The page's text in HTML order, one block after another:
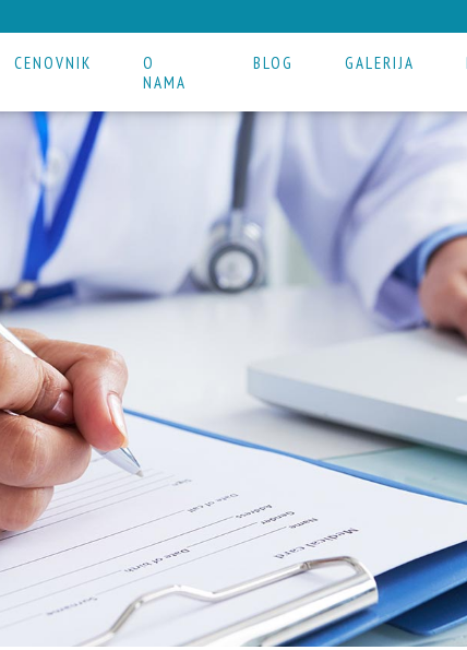
CENOVNIK
O
NAMA
BLOG GALERIJA